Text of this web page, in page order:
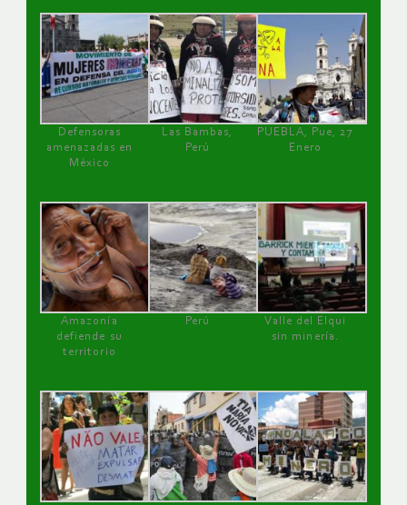
Defensoras
amenazadas en
México
Las Bambas,
Perú
PUEBLA, Pue, 27
Enero
Amazonía
defiende su
territorio
Perú
Valle del Elqui
sin minería.